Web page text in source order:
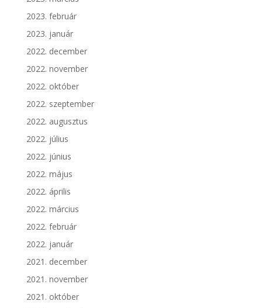
2023. február
2023. január
2022. december
2022. november
2022. október
2022. szeptember
2022. augusztus
2022. július
2022. június
2022. május
2022. április
2022. március
2022. február
2022. január
2021. december
2021. november
2021. október